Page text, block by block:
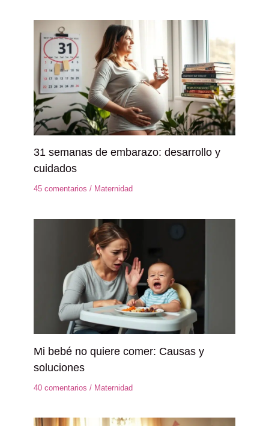
31 semanas de embarazo: desarrollo y
cuidados
45 comentarios / Maternidad
Mi bebé no quiere comer: Causas y
soluciones
40 comentarios / Maternidad